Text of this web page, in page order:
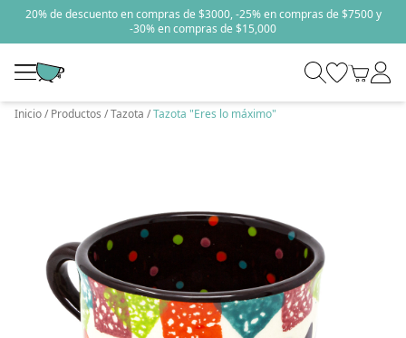
20% de descuento en compras de $3000, -25% en compras de $7500 y
-30% en compras de $15,000
Inicio Productos Tazota Tazota "Eres lo máximo"